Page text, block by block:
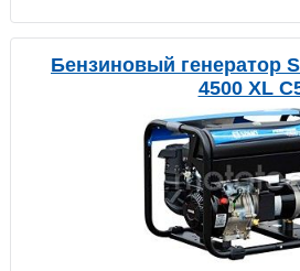
Бензиновый генератор
4500 XL